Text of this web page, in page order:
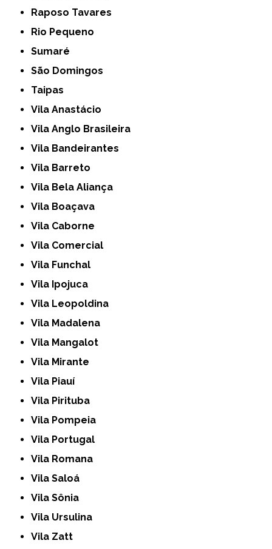
Raposo Tavares
Rio Pequeno
Sumaré
São Domingos
Taipas
Vila Anastácio
Vila Anglo Brasileira
Vila Bandeirantes
Vila Barreto
Vila Bela Aliança
Vila Boaçava
Vila Caborne
Vila Comercial
Vila Funchal
Vila Ipojuca
Vila Leopoldina
Vila Madalena
Vila Mangalot
Vila Mirante
Vila Piauí
Vila Pirituba
Vila Pompeia
Vila Portugal
Vila Romana
Vila Saloá
Vila Sônia
Vila Ursulina
Vila Zatt